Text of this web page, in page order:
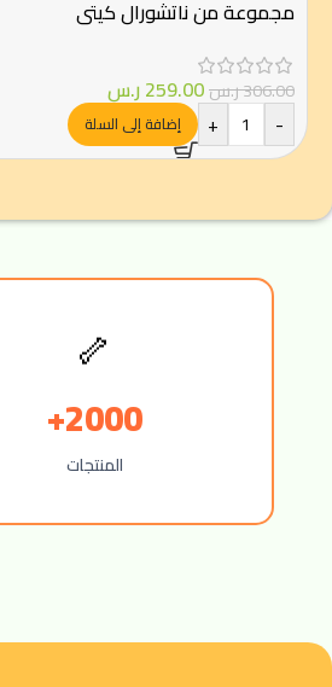
مجموعة من ناتشورال كيتي
306.00ر.س259.00ر.س
-
+ إضافة إلى السلة
🦴
2000+
المنتجات